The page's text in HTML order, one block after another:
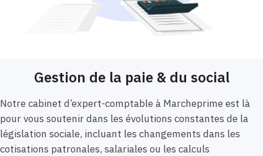
Gestion de la paie & du social
Notre cabinet d’expert-comptable à Marcheprime est là
pour vous soutenir dans les évolutions constantes de la
législation sociale, incluant les changements dans les
cotisations patronales, salariales ou les calculs